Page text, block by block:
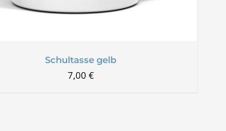
Schultasse gelb
7,00 €